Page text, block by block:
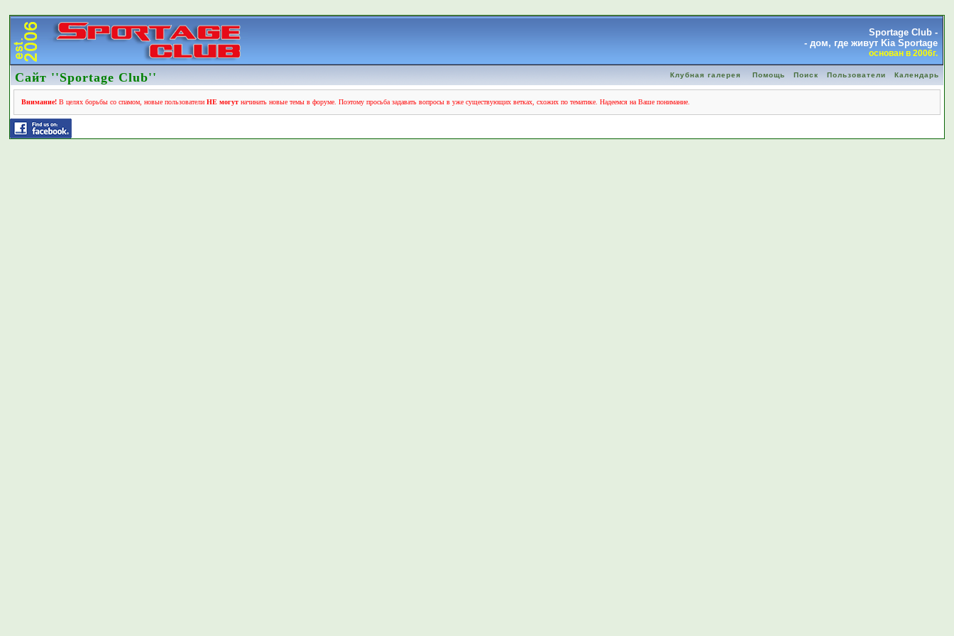
Sportage Club -
- дом, где живут Kia Sportage
основан в 2006г.
Сайт ''Sportage Club'' Клубная галерея Помощь Поиск Пользователи Календарь
Внимание! В целях борьбы со спамом, новые пользователиНЕ могут начинать новые темы в форуме. Поэтому просьба задавать вопросы в уже существующих ветках, схожих по тематике. Надеемся на Ваше понимание.